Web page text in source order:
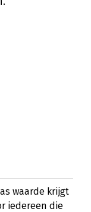
waarde krijgt
iedereen die